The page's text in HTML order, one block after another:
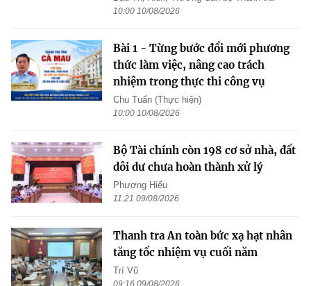
10:00 10/08/2026
Bài 1 - Từng bước đổi mới phương
thức làm việc, nâng cao trách
nhiệm trong thực thi công vụ
Chu Tuấn (Thực hiện)
10:00 10/08/2026
Bộ Tài chính còn 198 cơ sở nhà, đất
dôi dư chưa hoàn thành xử lý
Phương Hiếu
11:21 09/08/2026
Thanh tra An toàn bức xạ hạt nhân
tăng tốc nhiệm vụ cuối năm
Trí Vũ
09:16 09/08/2026